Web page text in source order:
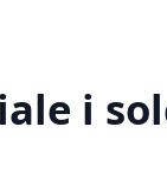
i